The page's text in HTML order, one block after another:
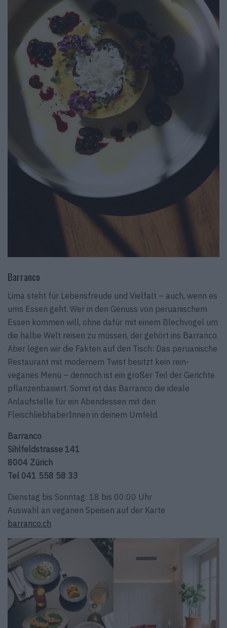
Barranco
Lima steht für Lebensfreude und Vielfalt – auch, wenn es
ums Essen geht. Wer in den Genuss von peruanischem
Essen kommen will, ohne dafür mit einem Blechvogel um
die halbe Welt reisen zu müssen, der gehört ins Barranco.
Aber legen wir die Fakten auf den Tisch: Das peruanische
Restaurant mit modernem Twist besitzt kein rein-
veganes Menü – dennoch ist ein großer Teil der Gerichte
pflanzenbasiert. Somit ist das Barranco die ideale
Anlaufstelle für ein Abendessen mit den
FleischliebhaberInnen in deinem Umfeld.
Barranco
Sihlfeldstrasse 141
8004 Zürich
Tel 041 558 58 33
Dienstag bis Sonntag: 18 bis 00:00 Uhr
Auswahl an veganen Speisen auf der Karte
barranco.ch